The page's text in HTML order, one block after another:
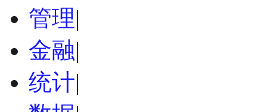
管理|
金融|
统计|